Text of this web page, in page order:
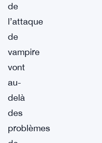
de
l’attaque
de
vampire
vont
au-
delà
des
problèmes